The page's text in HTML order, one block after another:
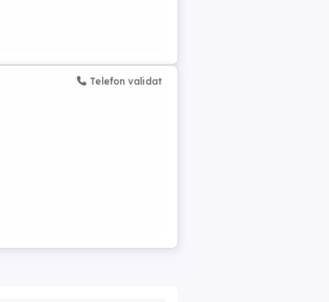
Telefon validat